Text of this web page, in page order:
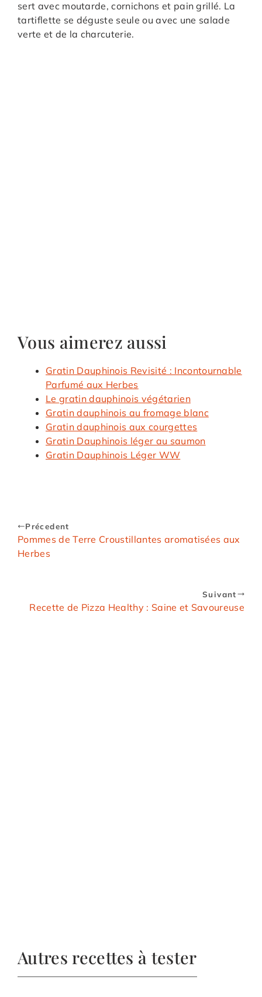
sert avec moutarde, cornichons et pain grillé. La
tartiflette se déguste seule ou avec une salade
verte et de la charcuterie.
Vous aimerez aussi
Gratin Dauphinois Revisité : Incontournable
Parfumé aux Herbes
Le gratin dauphinois végétarien
Gratin dauphinois au fromage blanc
Gratin dauphinois aux courgettes
Gratin Dauphinois léger au saumon
Gratin Dauphinois Léger WW
Précedent
Pommes de Terre Croustillantes aromatisées aux
Herbes
Suivant
Recette de Pizza Healthy : Saine et Savoureuse
Autres recettes à tester